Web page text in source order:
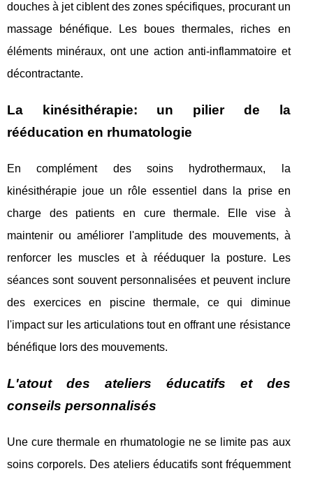
douches à jet ciblent des zones spécifiques, procurant un
massage bénéfique. Les boues thermales, riches en
éléments minéraux, ont une action anti-inflammatoire et
décontractante.
La kinésithérapie: un pilier de la
rééducation en rhumatologie
En complément des soins hydrothermaux, la
kinésithérapie joue un rôle essentiel dans la prise en
charge des patients en cure thermale. Elle vise à
maintenir ou améliorer l'amplitude des mouvements, à
renforcer les muscles et à rééduquer la posture. Les
séances sont souvent personnalisées et peuvent inclure
des exercices en piscine thermale, ce qui diminue
l'impact sur les articulations tout en offrant une résistance
bénéfique lors des mouvements.
L'atout des ateliers éducatifs et des
conseils personnalisés
Une cure thermale en rhumatologie ne se limite pas aux
soins corporels. Des ateliers éducatifs sont fréquemment